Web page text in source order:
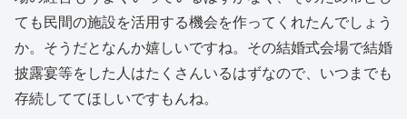
ても民間の施設を活用する機会を作ってくれたんでしょう
か。そうだとなんか嬉しいですね。その結婚式会場で結婚
披露宴等をした人はたくさんいるはずなので、いつまでも
存続しててほしいですもんね。